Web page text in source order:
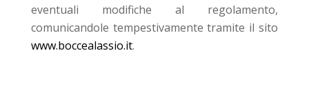
eventuali modifiche al regolamento,
comunicandole tempestivamente tramite il sito
www.boccealassio.it.